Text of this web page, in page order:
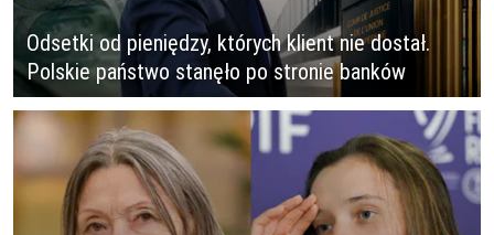
Odsetki od pieniędzy, których klient nie dostał.
Polskie państwo stanęło po stronie banków